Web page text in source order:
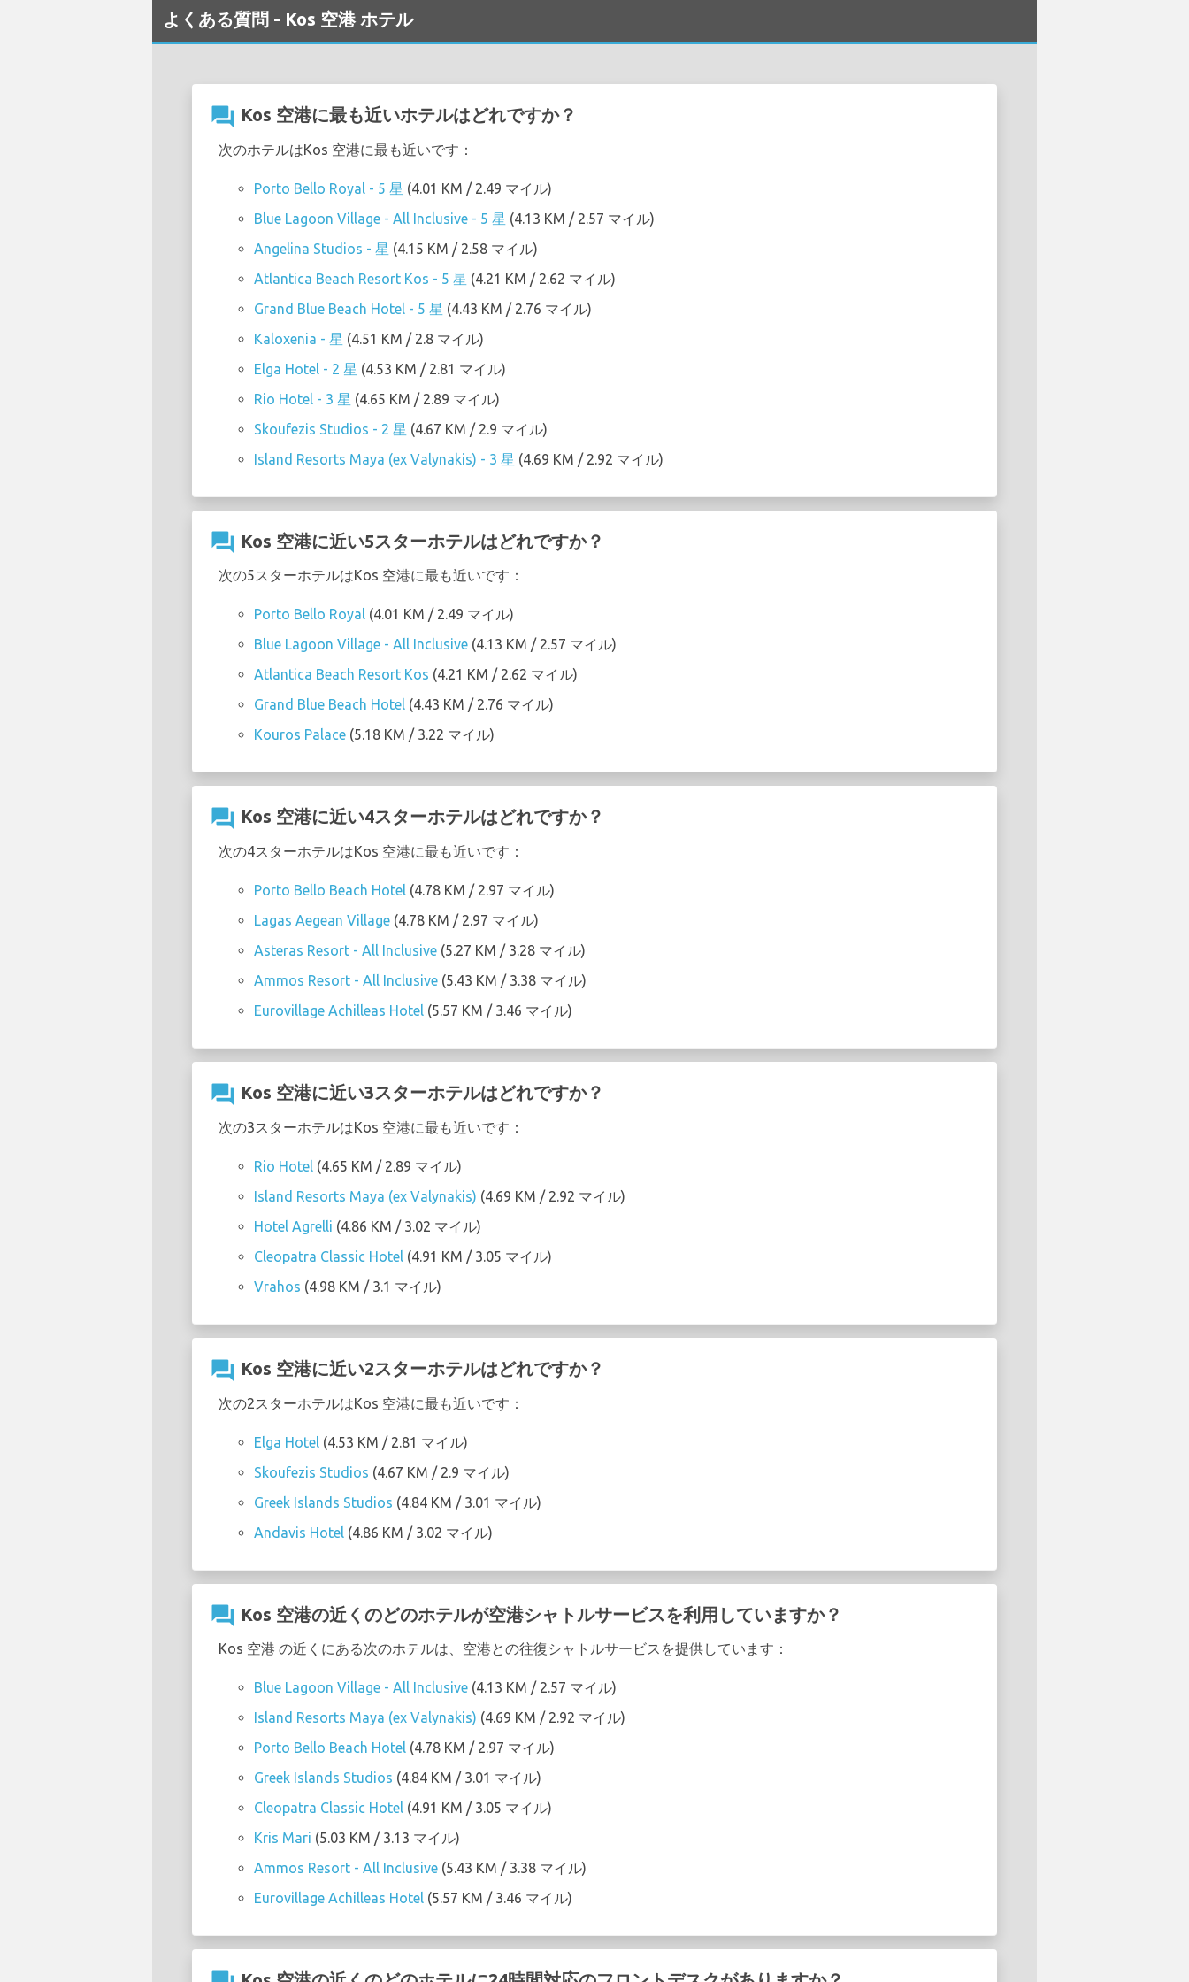
よくある質問 - Kos 空港 ホテル
question_answer Kos 空港に最も近いホテルはどれですか？
次のホテルはKos 空港に最も近いです：
Porto Bello Royal - 5 星 (4.01 KM / 2.49 マイル)
Blue Lagoon Village - All Inclusive - 5 星 (4.13 KM / 2.57 マイル)
Angelina Studios - 星 (4.15 KM / 2.58 マイル)
Atlantica Beach Resort Kos - 5 星 (4.21 KM / 2.62 マイル)
Grand Blue Beach Hotel - 5 星 (4.43 KM / 2.76 マイル)
Kaloxenia - 星 (4.51 KM / 2.8 マイル)
Elga Hotel - 2 星 (4.53 KM / 2.81 マイル)
Rio Hotel - 3 星 (4.65 KM / 2.89 マイル)
Skoufezis Studios - 2 星 (4.67 KM / 2.9 マイル)
Island Resorts Maya (ex Valynakis) - 3 星 (4.69 KM / 2.92 マイル)
question_answer Kos 空港に近い5スターホテルはどれですか？
次の5スターホテルはKos 空港に最も近いです：
Porto Bello Royal (4.01 KM / 2.49 マイル)
Blue Lagoon Village - All Inclusive (4.13 KM / 2.57 マイル)
Atlantica Beach Resort Kos (4.21 KM / 2.62 マイル)
Grand Blue Beach Hotel (4.43 KM / 2.76 マイル)
Kouros Palace (5.18 KM / 3.22 マイル)
question_answer Kos 空港に近い4スターホテルはどれですか？
次の4スターホテルはKos 空港に最も近いです：
Porto Bello Beach Hotel (4.78 KM / 2.97 マイル)
Lagas Aegean Village (4.78 KM / 2.97 マイル)
Asteras Resort - All Inclusive (5.27 KM / 3.28 マイル)
Ammos Resort - All Inclusive (5.43 KM / 3.38 マイル)
Eurovillage Achilleas Hotel (5.57 KM / 3.46 マイル)
question_answer Kos 空港に近い3スターホテルはどれですか？
次の3スターホテルはKos 空港に最も近いです：
Rio Hotel (4.65 KM / 2.89 マイル)
Island Resorts Maya (ex Valynakis) (4.69 KM / 2.92 マイル)
Hotel Agrelli (4.86 KM / 3.02 マイル)
Cleopatra Classic Hotel (4.91 KM / 3.05 マイル)
Vrahos (4.98 KM / 3.1 マイル)
question_answer Kos 空港に近い2スターホテルはどれですか？
次の2スターホテルはKos 空港に最も近いです：
Elga Hotel (4.53 KM / 2.81 マイル)
Skoufezis Studios (4.67 KM / 2.9 マイル)
Greek Islands Studios (4.84 KM / 3.01 マイル)
Andavis Hotel (4.86 KM / 3.02 マイル)
question_answer Kos 空港の近くのどのホテルが空港シャトルサービスを利用していますか？
Kos 空港 の近くにある次のホテルは、空港との往復シャトルサービスを提供しています：
Blue Lagoon Village - All Inclusive (4.13 KM / 2.57 マイル)
Island Resorts Maya (ex Valynakis) (4.69 KM / 2.92 マイル)
Porto Bello Beach Hotel (4.78 KM / 2.97 マイル)
Greek Islands Studios (4.84 KM / 3.01 マイル)
Cleopatra Classic Hotel (4.91 KM / 3.05 マイル)
Kris Mari (5.03 KM / 3.13 マイル)
Ammos Resort - All Inclusive (5.43 KM / 3.38 マイル)
Eurovillage Achilleas Hotel (5.57 KM / 3.46 マイル)